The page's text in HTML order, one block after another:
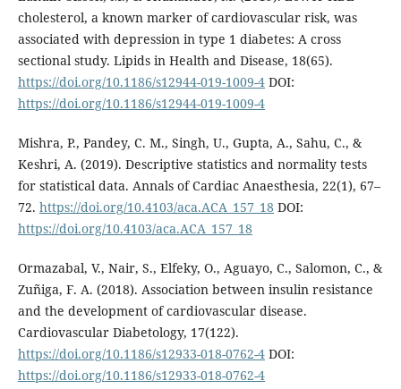
cholesterol, a known marker of cardiovascular risk, was
associated with depression in type 1 diabetes: A cross
sectional study. Lipids in Health and Disease, 18(65).
https://doi.org/10.1186/s12944-019-1009-4DOI:
https://doi.org/10.1186/s12944-019-1009-4
Mishra, P., Pandey, C. M., Singh, U., Gupta, A., Sahu, C., &
Keshri, A. (2019). Descriptive statistics and normality tests
for statistical data. Annals of Cardiac Anaesthesia, 22(1), 67–
72. https://doi.org/10.4103/aca.ACA_157_18 DOI:
https://doi.org/10.4103/aca.ACA_157_18
Ormazabal, V., Nair, S., Elfeky, O., Aguayo, C., Salomon, C., &
Zuñiga, F. A. (2018). Association between insulin resistance
and the development of cardiovascular disease.
Cardiovascular Diabetology, 17(122).
https://doi.org/10.1186/s12933-018-0762-4DOI:
https://doi.org/10.1186/s12933-018-0762-4